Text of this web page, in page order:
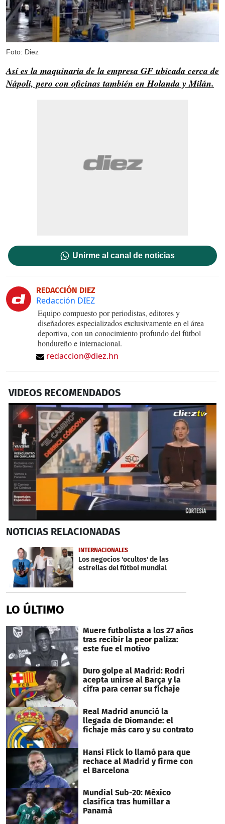
Foto: Diez
Así es la maquinaria de la empresa GF ubicada cerca de
Nápoli, pero con oficinas también en Holanda y Milán.
Unirme al canal de noticias
REDACCIÓN DIEZ
Redacción DIEZ
Equipo compuesto por periodistas, editores y
diseñadores especializados exclusivamente en el área
deportiva, con un conocimiento profundo del fútbol
hondureño e internacional.
redaccion@diez.hn
VIDEOS RECOMENDADOS
seconds
minutes,
5
seconds
NOTICIAS RELACIONADAS
INTERNACIONALES
Los negocios 'ocultos' de las
estrellas del fútbol mundial
LO ÚLTIMO
Muere futbolista a los 27 años
tras recibir la peor paliza:
este fue el motivo
Duro golpe al Madrid: Rodri
acepta unirse al Barça y la
cifra para cerrar su fichaje
Real Madrid anunció la
llegada de Diomande: el
fichaje más caro y su contrato
Hansi Flick lo llamó para que
rechace al Madrid y firme con
el Barcelona
Mundial Sub-20: México
clasifica tras humillar a
Panamá